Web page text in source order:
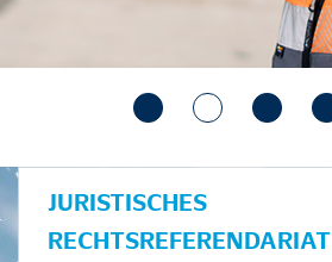
JURISTISCHES
RECHTSREFERENDARIAT